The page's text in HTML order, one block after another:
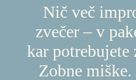
Nič več
zvečer – v
kar potrebujete
Zobne